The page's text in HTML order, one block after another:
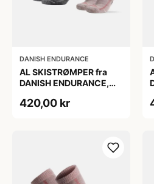
DANISH ENDURANCE
AL SKISTRØMPER fra
DANISH ENDURANCE,
420,00 kr